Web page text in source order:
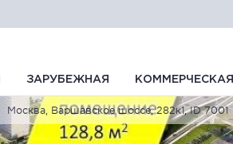
ЗАРУБЕЖНАЯ КОММЕРЧЕСКАЯ
Москва, Варшавское шоссе, 282к1, ID 7001